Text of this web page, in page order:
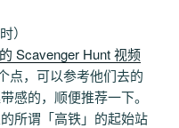
）
Scavenger Hunt 视频
点，可以参考他们去的
感的，顺便推荐一下。
所谓「高铁」的起始站